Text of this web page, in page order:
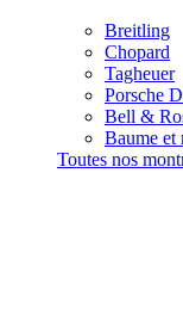
Breitling
Chopard
Tagheuer
Porsche
Bell &
Baume et
Toutes nos